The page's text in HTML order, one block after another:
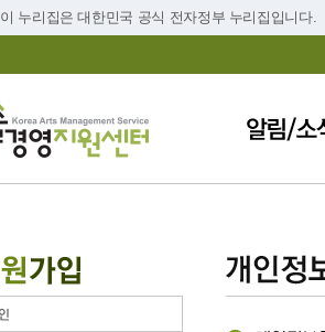
이 누리집은 대한민국 공식 전자정부 누리집입니다.